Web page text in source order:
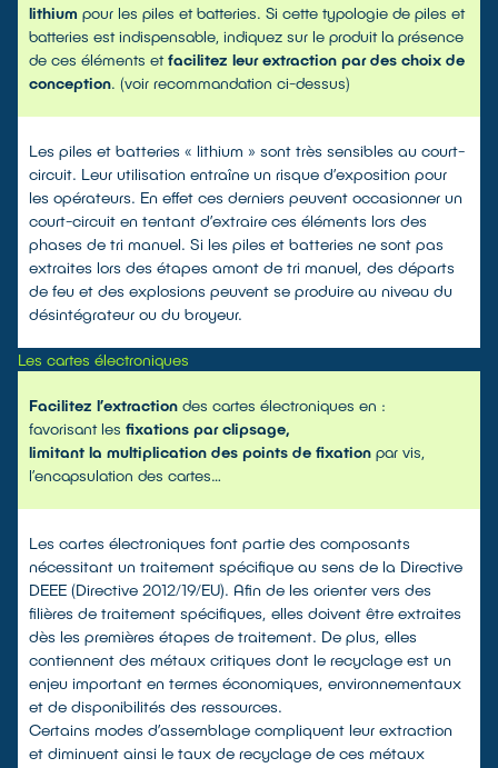
lithium pour les piles et batteries. Si cette typologie de piles et
batteries est indispensable, indiquez sur le produit la présence
de ces éléments etfacilitez leur extraction par des choix de
conception. (voir recommandation ci-dessus)
Les piles et batteries « lithium » sont très sensibles au court-
circuit. Leur utilisation entraîne un risque d’exposition pour
les opérateurs. En effet ces derniers peuvent occasionner un
court-circuit en tentant d’extraire ces éléments lors des
phases de tri manuel. Si les piles et batteries ne sont pas
extraites lors des étapes amont de tri manuel, des départs
de feu et des explosions peuvent se produire au niveau du
désintégrateur ou du broyeur.
Les cartes électroniques
Facilitez l’extraction des cartes électroniques en :
favorisant les fixations par clipsage,
limitant la multiplication des points de fixation par vis,
l’encapsulation des cartes…
Les cartes électroniques font partie des composants
nécessitant un traitement spécifique au sens de la Directive
DEEE (Directive 2012/19/EU). Afin de les orienter vers des
filières de traitement spécifiques, elles doivent être extraites
dès les premières étapes de traitement. De plus, elles
contiennent des métaux critiques dont le recyclage est un
enjeu important en termes économiques, environnementaux
et de disponibilités des ressources.
Certains modes d’assemblage compliquent leur extraction
et diminuent ainsi le taux de recyclage de ces métaux